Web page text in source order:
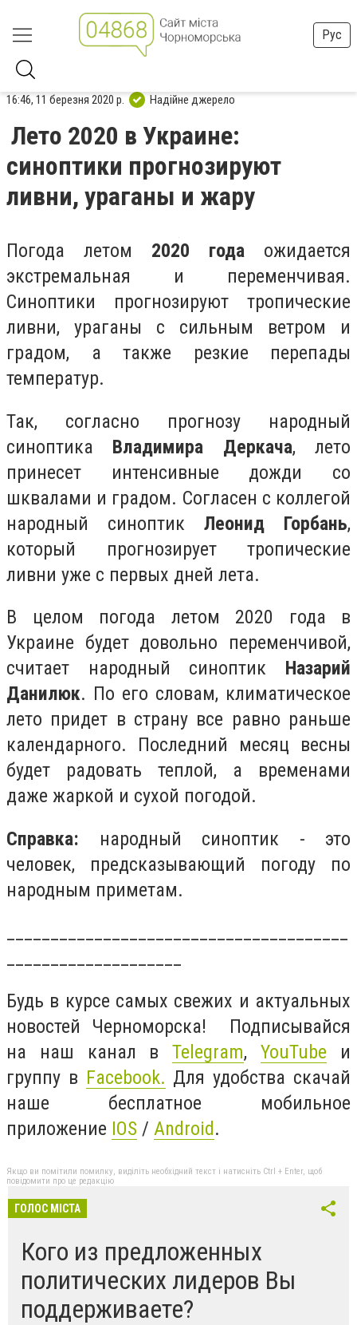
Рус
16:46, 11 березня 2020 р. Надійне джерело
Лето 2020 в Украине:
синоптики прогнозируют
ливни, ураганы и жару
Погода летом 2020 года ожидается
экстремальная и переменчивая.
Синоптики прогнозируют тропические
ливни, ураганы с сильным ветром и
градом, а также резкие перепады
температур.
Так, согласно прогнозу народный
синоптика Владимира Деркача, лето
принесет интенсивные дожди со
шквалами и градом. Согласен с коллегой
народный синоптик Леонид Горбань,
который прогнозирует тропические
ливни уже с первых дней лета.
В целом погода летом 2020 года в
Украине будет довольно переменчивой,
считает народный синоптик Назарий
Данилюк. По его словам, климатическое
лето придет в страну все равно раньше
календарного. Последний месяц весны
будет радовать теплой, а временами
даже жаркой и сухой погодой.
Справка: народный синоптик - это
человек, предсказывающий погоду по
народным приметам.
Будь в курсе самых свежих и актуальных
новостей Черноморска! Подписывайся
на наш канал вTelegram,YouTube и
группу в Facebook. Для удобства скачай
наше бесплатное мобильное
приложение IOS / Android.
Якщо ви помітили помилку, виділіть необхідний текст і натисніть Ctrl + Enter, щоб
повідомити про це редакцію
ГОЛОС МІСТА
Кого из предложенных
политических лидеров Вы
поддерживаете?